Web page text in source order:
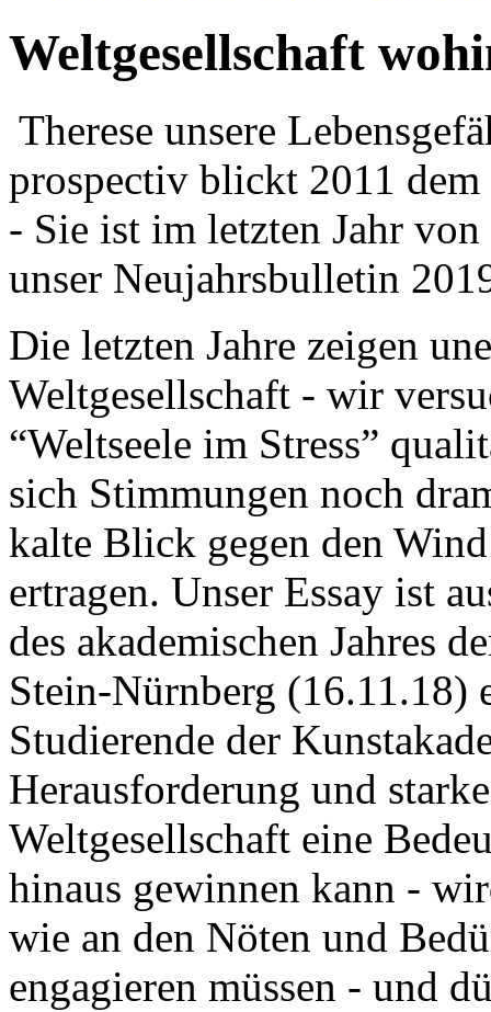
Weltgesellschaft
Therese unsere
prospectiv blickt 2011
- Sie ist im letzten Jahr
unser Neujahrsbulletin
Die letzten Jahre zeigen
Weltgesellschaft - wir
“Weltseele im Stress”
sich Stimmungen noch
kalte Blick gegen den
ertragen. Unser Essay ist
des akademischen Jahres
Stein-Nürnberg (16.11.18)
Studierende der
Herausforderung und
Weltgesellschaft eine
hinaus gewinnen kann -
wie an den Nöten und
engagieren müssen - und